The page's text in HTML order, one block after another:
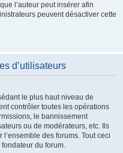
l’auteur peut insérer afin
peuvent désactiver cette
d’utilisateurs
le plus haut niveau de
contrôler toutes les opérations
le bannissement
ou de modérateurs, etc. Ils
des forums. Tout ceci
du forum.